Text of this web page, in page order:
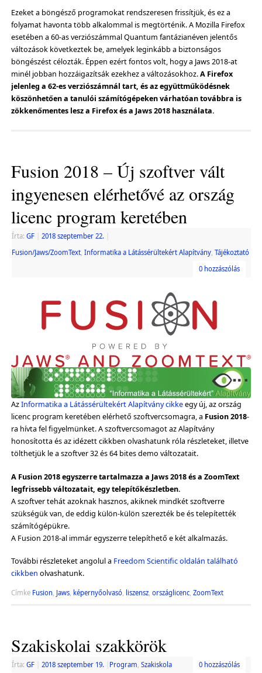
Ezeket a böngésző programokat rendszeresen frissítjük, és ez a
folyamat havonta több alkalommal is megtörténik. A Mozilla Firefox
esetében a 60-as verziószámmal Quantum fantázianéven jelentős
változások következtek be, amelyek leginkább a biztonságos
böngészést célozták. Éppen ezért fontos volt, hogy a Jaws 2018-at
minél jobban hozzáigazítsák ezekhez a változásokhoz.A Firefox
jelenleg a 62-es verziószámnál tart, és az együttműködésnek
köszönhetően a tanulói számítógépeken várhatóan továbbra is
zökkenőmentes lesz a Firefox és a Jaws 2018 használata.
Fusion 2018 – Új szoftver vált
ingyenesen elérhetővé az ország
licenc program keretében
Írta: GF 2018 szeptember 22.
Fusion/Jaws/ZoomText, Informatika a Látássérültekért Alapítvány, Tájékoztató
0 hozzászólás
AzInformatika a Látássérültekért Alapítvány cikkeegy új, az ország
licenc program keretében elérhető szoftvercsomagra, a Fusion 2018-
ra hívta fel figyelmünket. A szoftvercsomagot az Alapítvány
honosította és az idézett cikkben olvashatunk róla részleteket, illetve
tölthetjük le a szoftver 32 és 64 bites demo változatait.
A Fusion 2018 egyszerre tartalmazza a Jaws 2018 és a ZoomText
legfrissebb változatait, egy telepítőkészletben.
A szoftver tehát azoknak hasznos, akiknek mindkét szoftverre
szükségük van, de eddig külön-külön szerezték be és telepítették
számítógépükre.
A Fusion 2018-al immár egyszerre telepíthető e két alkalmazás.
További részleteket angolul a Freedom Scientific oldalán található
cikkben olvashatunk.
Címke Fusion, Jaws, képernyőolvasó, liszensz, országlicenc, ZoomText
Szakiskolai szakkörök
Írta: GF 2018 szeptember 19. Program, Szakiskola 0 hozzászólás